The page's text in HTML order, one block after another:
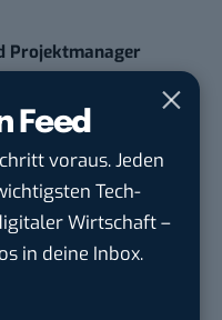
Feed
voraus. Jeden
Tech-
Wirtschaft –
in deine Inbox.
Projektmanager
Eschborn
– OT (f/m/x)
Württemberg),